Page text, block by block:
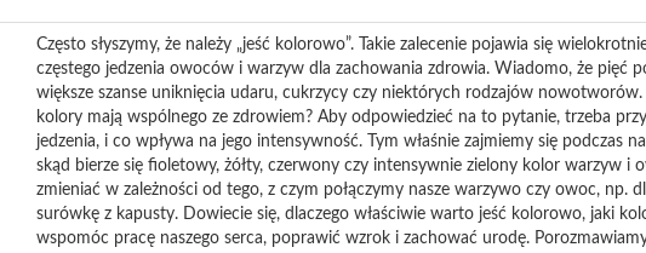
Często słyszymy, że należy „jeść kolorowo”. Takie zalecenie pojawia się
częstego jedzenia owoców i warzyw dla zachowania zdrowia. Wiadomo, że pięć
większe szanse uniknięcia udaru, cukrzycy czy niektórych rodzajów
kolory mają wspólnego ze zdrowiem? Aby odpowiedzieć na to pytanie, trzeba
jedzenia, i co wpływa na jego intensywność. Tym właśnie zajmiemy się podczas
skąd bierze się fioletowy, żółty, czerwony czy intensywnie zielony kolor warzyw i
zmieniać w zależności od tego, z czym połączymy nasze warzywo czy owoc, np.
surówkę z kapusty. Dowiecie się, dlaczego właściwie warto jeść kolorowo, jaki
wspomóc pracę naszego serca, poprawić wzrok i zachować urodę.